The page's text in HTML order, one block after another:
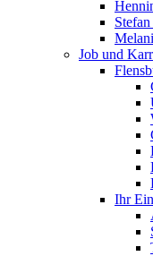
Job und
Ihr